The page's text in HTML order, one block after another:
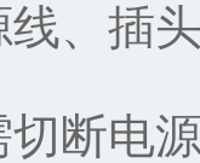
插头
电源